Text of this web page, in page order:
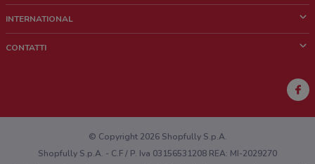
Chi siamo
Lavora con noi
Richieste commerciali e marketing
INTERNATIONAL
CONTATTI
Hai un malfunzionamento sul web o sull'app?
© Copyright 2026 Shopfully S.p.A.
Shopfully S.p.A. - C.F / P. Iva 03156531208 REA: MI-2029270